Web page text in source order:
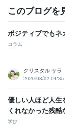
このブログを
ポジティブでもネ
コラム
クリスタル サラ
2026/08/02 04:35
優しい人ほど人
くれなかった残酷
学び